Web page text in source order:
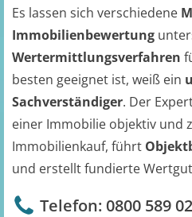
Es lassen sich verschiedene
Immobilienbewertung
Wertermittlungsverfahren
besten geeignet ist, weiß ein
Sachverständiger. Der
einer Immobilie objektiv und
Immobilienkauf, führt
und erstellt fundierte
Telefon: 0800 589